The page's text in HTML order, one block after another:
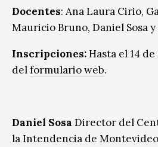
Docentes: Ana Laura Cirio,
Mauricio Bruno, Daniel Sosa
Inscripciones:Hasta el 14
delformulario web.
Daniel Sosa Director del
la Intendencia de